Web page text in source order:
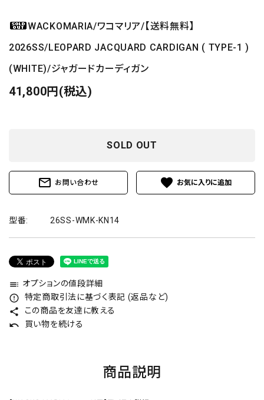
WACKOMARIA/ワコマリア/【送料無料】
2026SS/LEOPARD JACQUARD CARDIGAN ( TYPE-1 )
(WHITE)/ジャガードカーディガン
41,800円(税込)
SOLD OUT
mail_outline お問い合わせ favorite
型番: 26SS-WMK-KN14
toc オプションの値段詳細
error_outline 特定商取引法に基づく表記 (返品など)
share この商品を友達に教える
undo 買い物を続ける
商品説明